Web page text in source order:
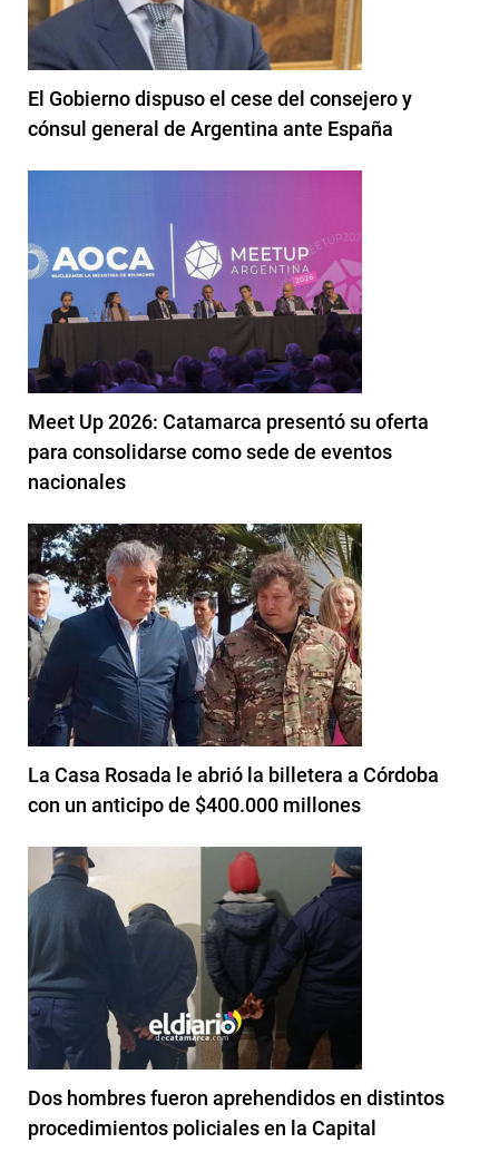
El Gobierno dispuso el cese del consejero y
cónsul general de Argentina ante España
Meet Up 2026: Catamarca presentó su oferta
para consolidarse como sede de eventos
nacionales
La Casa Rosada le abrió la billetera a Córdoba
con un anticipo de $400.000 millones
Dos hombres fueron aprehendidos en distintos
procedimientos policiales en la Capital